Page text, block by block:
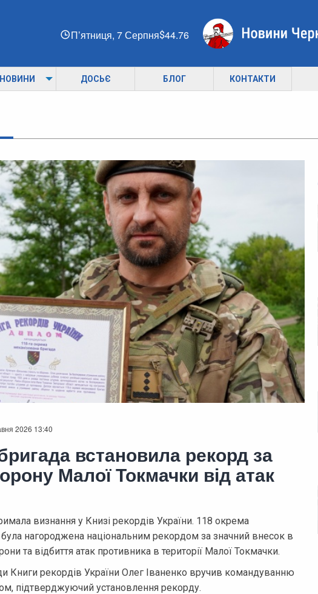
П’ятниця, 7 Серпня 44.76
НОВИНИ ДОСЬЄ БЛОГ КОНТАКТИ
2026 13:40
встановила рекорд за
Малої Токмачки від атак
визнання у Книзі рекордів України. 118 окрема
була нагороджена національним рекордом за значний внесок в
та відбиття атак противника в території Малої Токмачки.
Книги рекордів України Олег Іваненко вручив командуванню
підтверджуючий установлення рекорду.